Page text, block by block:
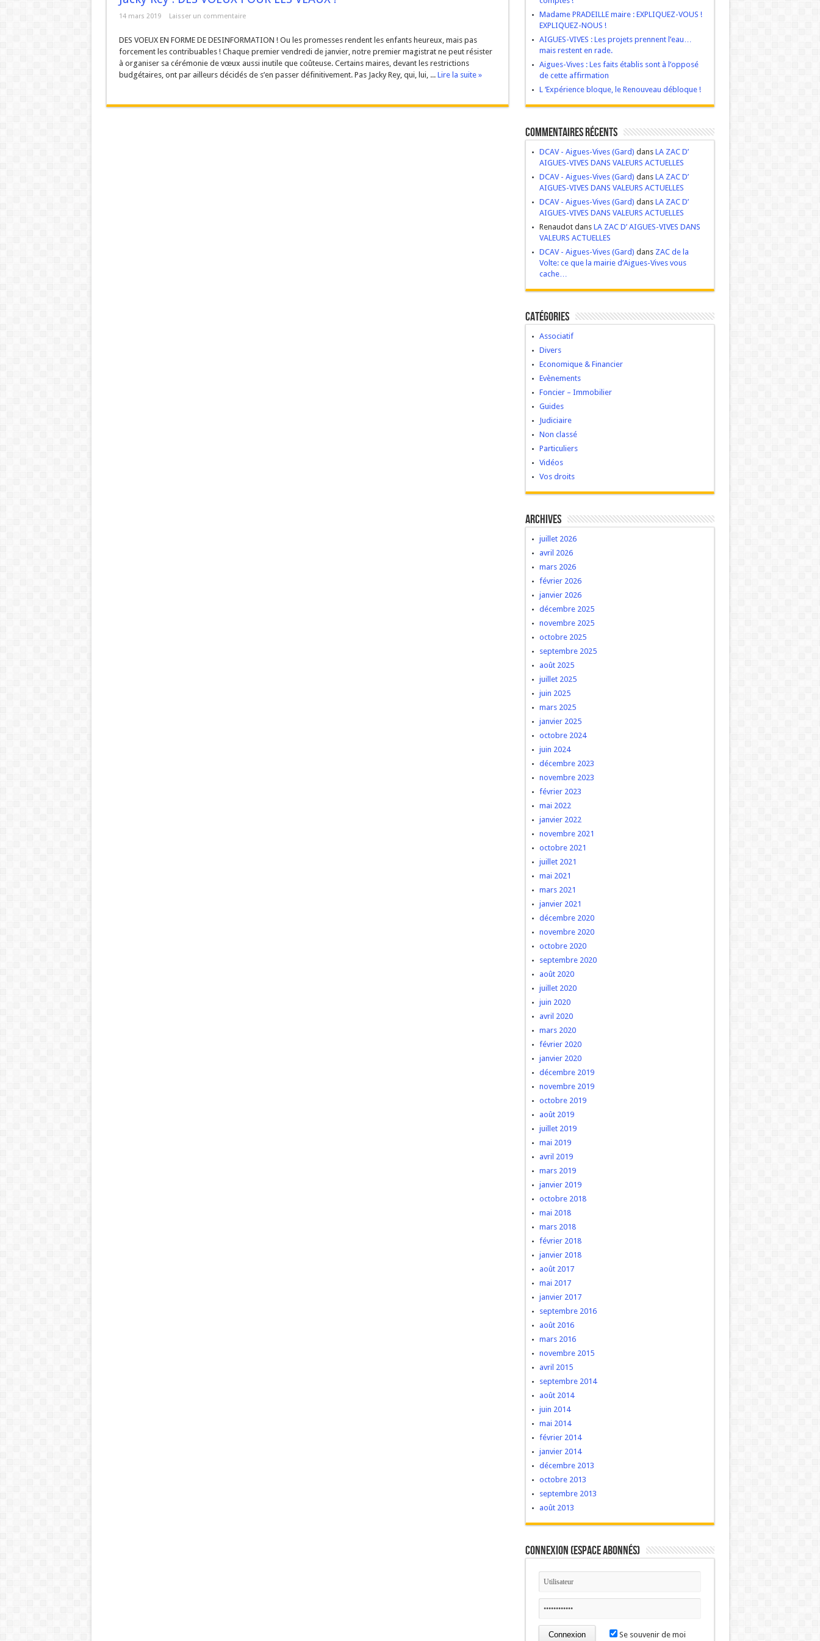
URBANISME MODE AGUES-VIVES : Construire d’abord, demander après.
Réunion du DCAV du 21 novembre 2025
Aigues-Vives : Gaspillage, abandon et mépris du patrimoine public
14 mars 2019 Laisser un commentaire
DES VOEUX EN FORME DE DESINFORMATION ! Ou les promesses rendent les enfants heureux, mais pas
forcement les contribuables ! Chaque premier vendredi de janvier, notre premier magistrat ne peut résister
à organiser sa cérémonie de vœux aussi inutile que coûteuse. Certains maires, devant les restrictions
budgétaires, ont par ailleurs décidés de s’en passer définitivement. Pas Jacky Rey, qui, lui, ... Lire la suite »
Madame PRADEILLE maire : EXPLIQUEZ-VOUS !
EXPLIQUEZ-NOUS !
AIGUES-VIVES : Les projets prennent l’eau…
mais restent en rade.
Aigues-Vives : Les faits établis sont à l’opposé
de cette affirmation
L ‘Expérience bloque, le Renouveau débloque !
Commentaires récents
DCAV - Aigues-Vives (Gard) dans LA ZAC D’
AIGUES-VIVES DANS VALEURS ACTUELLES
DCAV - Aigues-Vives (Gard) dans LA ZAC D’
AIGUES-VIVES DANS VALEURS ACTUELLES
DCAV - Aigues-Vives (Gard) dans LA ZAC D’
AIGUES-VIVES DANS VALEURS ACTUELLES
Renaudot dans LA ZAC D’ AIGUES-VIVES DANS
VALEURS ACTUELLES
DCAV - Aigues-Vives (Gard) dans ZAC de la
Volte: ce que la mairie d’Aigues-Vives vous
cache…
Catégories
Associatif
Divers
Economique & Financier
Evènements
Foncier – Immobilier
Guides
Judiciaire
Non classé
Particuliers
Vidéos
Vos droits
Archives
juillet 2026
avril 2026
mars 2026
février 2026
janvier 2026
décembre 2025
novembre 2025
octobre 2025
septembre 2025
août 2025
juillet 2025
juin 2025
mars 2025
janvier 2025
octobre 2024
juin 2024
décembre 2023
novembre 2023
février 2023
mai 2022
janvier 2022
novembre 2021
octobre 2021
juillet 2021
mai 2021
mars 2021
janvier 2021
décembre 2020
novembre 2020
octobre 2020
septembre 2020
août 2020
juillet 2020
juin 2020
avril 2020
mars 2020
février 2020
janvier 2020
décembre 2019
novembre 2019
octobre 2019
août 2019
juillet 2019
mai 2019
avril 2019
mars 2019
janvier 2019
octobre 2018
mai 2018
mars 2018
février 2018
janvier 2018
août 2017
mai 2017
janvier 2017
septembre 2016
août 2016
mars 2016
novembre 2015
avril 2015
septembre 2014
août 2014
juin 2014
mai 2014
février 2014
janvier 2014
décembre 2013
octobre 2013
septembre 2013
août 2013
Connexion (Espace Abonnés)
Se souvenir de moi